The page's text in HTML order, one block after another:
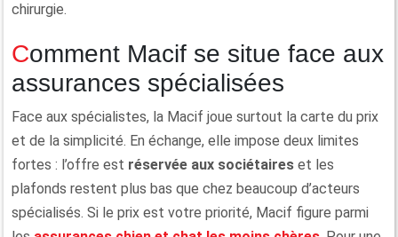
chirurgie.
Comment Macif se situe face aux
assurances spécialisées
Face aux spécialistes, la Macif joue surtout la carte du prix
et de la simplicité. En échange, elle impose deux limites
fortes : l’offre est réservée aux sociétaires et les
plafonds restent plus bas que chez beaucoup d’acteurs
spécialisés. Si le prix est votre priorité, Macif figure parmi